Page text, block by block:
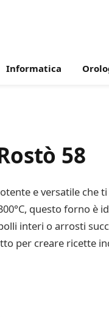
Informatica
58
e versatile che
questo forno è
interi o arrosti
per creare ricette